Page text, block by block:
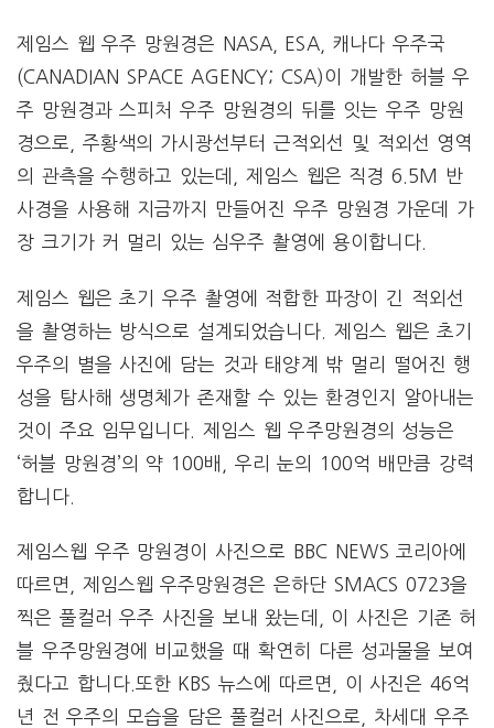
제임스 웹 우주 망원경은 NASA, ESA, 캐나다 우주국
(CANADIAN SPACE AGENCY; CSA)이 개발한 허블 우
주 망원경과 스피처 우주 망원경의 뒤를 잇는 우주 망원
경으로, 주황색의 가시광선부터 근적외선 및 적외선 영역
의 관측을 수행하고 있는데, 제임스 웹은 직경 6.5M 반
사경을 사용해 지금까지 만들어진 우주 망원경 가운데 가
장 크기가 커 멀리 있는 심우주 촬영에 용이합니다.
제임스 웹은 초기 우주 촬영에 적합한 파장이 긴 적외선
을 촬영하는 방식으로 설계되었습니다. 제임스 웹은 초기
우주의 별을 사진에 담는 것과 태양계 밖 멀리 떨어진 행
성을 탐사해 생명체가 존재할 수 있는 환경인지 알아내는
것이 주요 임무입니다. 제임스 웹 우주망원경의 성능은
‘허블 망원경’의 약 100배, 우리 눈의 100억 배만큼 강력
합니다.
제임스웹 우주 망원경이 사진으로 BBC NEWS 코리아에
따르면, 제임스웹 우주망원경은 은하단 SMACS 0723을
찍은 풀컬러 우주 사진을 보내 왔는데, 이 사진은 기존 허
블 우주망원경에 비교했을 때 확연히 다른 성과물을 보여
줬다고 합니다.또한 KBS 뉴스에 따르면, 이 사진은 46억
년 전 우주의 모습을 담은 풀컬러 사진으로, 차세대 우주